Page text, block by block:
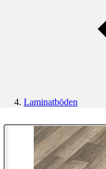
Laminatböden